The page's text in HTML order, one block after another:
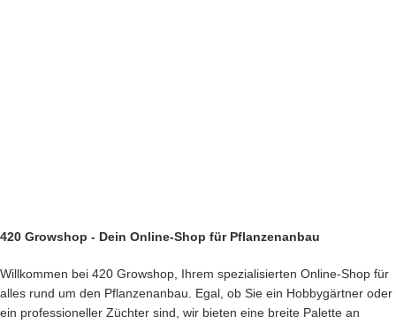
420 Growshop - Dein Online-Shop für Pflanzenanbau
Willkommen bei 420 Growshop, Ihrem spezialisierten Online-Shop für
alles rund um den Pflanzenanbau. Egal, ob Sie ein Hobbygärtner oder
ein professioneller Züchter sind, wir bieten eine breite Palette an